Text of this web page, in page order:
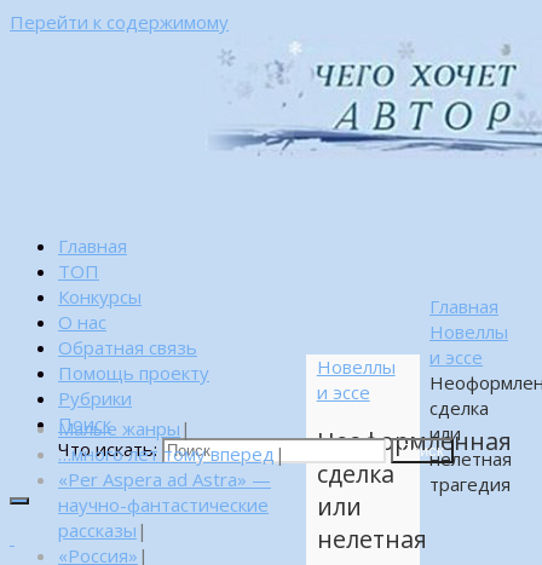
Перейти к содержимому
Главная
ТОП
Конкурсы
О нас
Обратная связь
Помощь проекту
Рубрики
Поиск
Что искать:
Поиск
Главная
Новеллы
и эссе
сделка
или
нелетная
трагедия
Новеллы
и эссе
Неоформленная
сделка
или
нелетная
Малые жанры |
…много лет тому вперед |
«Per Aspera ad Astra» —
научно-фантастические
рассказы |
«Россия» |